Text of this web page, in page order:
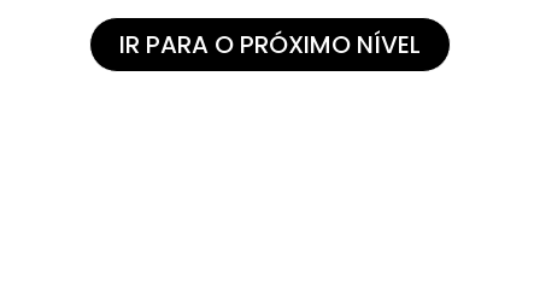
IR PARA O PRÓXIMO NÍVEL